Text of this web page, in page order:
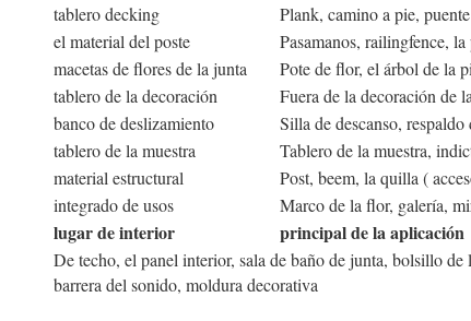
tablero decking
Plank, camino a pie,
el material del poste
Pasamanos, railingfence,
macetas de flores de la junta
Pote de flor, el árbol de la
tablero de la decoración
Fuera de la decoración de
banco de deslizamiento
Silla de descanso,
tablero de la muestra
Tablero de la muestra,
material estructural
Post, beem, la quilla (
integrado de usos
Marco de la flor, galería,
lugar de interior principal de la aplicación
De techo, el panel interior, sala de baño de junta, bolsillo
barrera del sonido, moldura decorativa